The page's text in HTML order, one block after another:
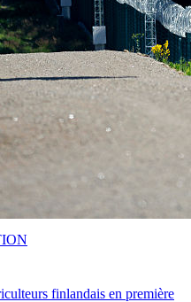
finlandais en première